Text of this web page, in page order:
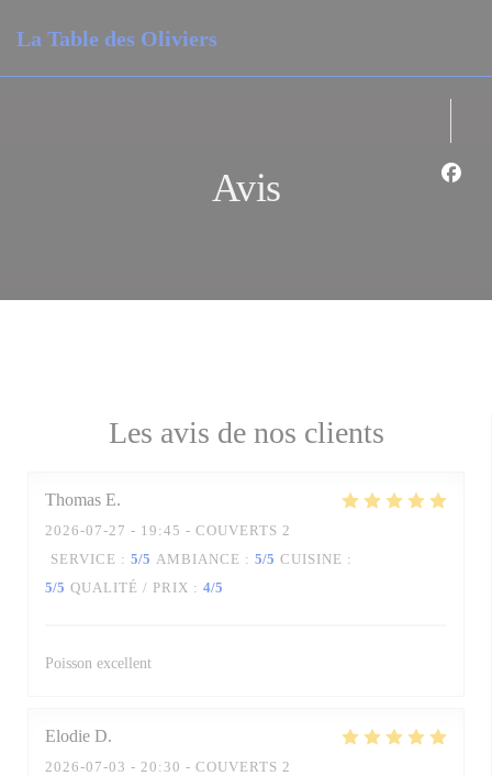
La Table des Oliviers
Avis
Les avis de nos clients
Thomas E
2026-07-27 - 19:45 - COUVERTS 2
SERVICE : 5/5 AMBIANCE : 5/5 CUISINE :
5/5 QUALITÉ / PRIX : 4/5
Poisson excellent
Elodie D
2026-07-03 - 20:30 - COUVERTS 2